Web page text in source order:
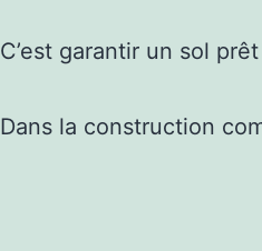
C’est garantir un sol
Dans la construction